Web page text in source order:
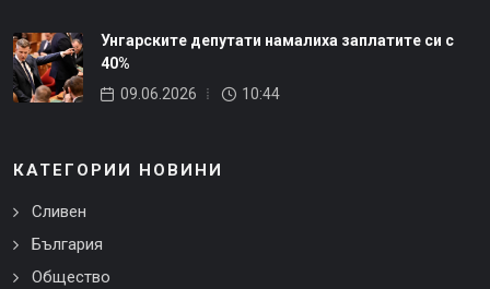
Унгарските депутати намалиха заплатите си с
40%
09.06.2026
10:44
КАТЕГОРИИ НОВИНИ
Сливен
България
Общество